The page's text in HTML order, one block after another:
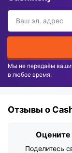
Мы не передаём ваши
в любое время.
Отзывы о
Оцените
Поделитесь